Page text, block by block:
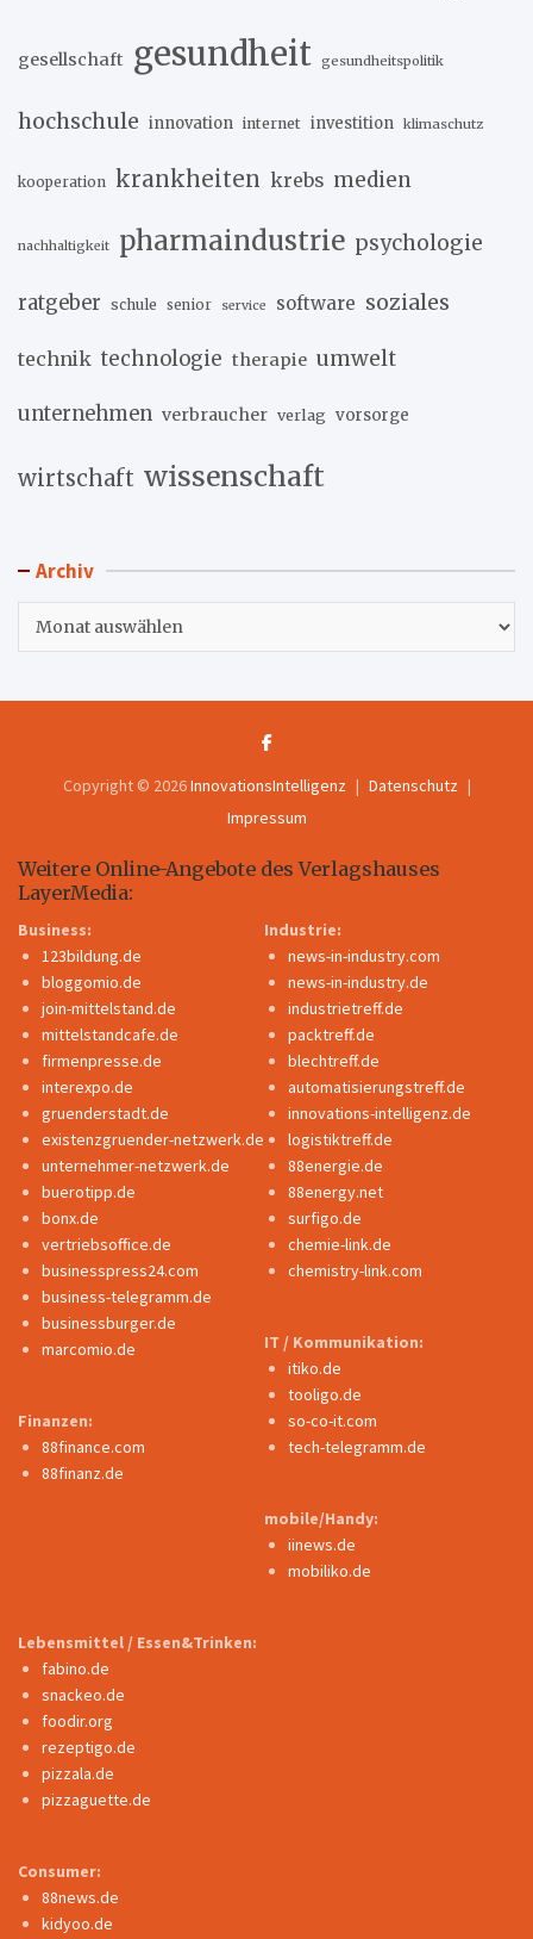
gesellschaft gesundheit gesundheitspolitik
hochschule innovation internet investition klimaschutz
kooperation krankheiten krebs medien
nachhaltigkeit pharmaindustrie psychologie
ratgeber schule senior service software soziales
technik technologie therapie umwelt
unternehmen verbraucher verlag vorsorge
wirtschaft wissenschaft
Archiv
Copyright © 2026InnovationsIntelligenz
Datenschutz
Impressum
Weitere Online-Angebote des Verlagshauses
LayerMedia:
Business:
123bildung.de
bloggomio.de
join-mittelstand.de
mittelstandcafe.de
firmenpresse.de
interexpo.de
gruenderstadt.de
existenzgruender-netzwerk.de
unternehmer-netzwerk.de
buerotipp.de
bonx.de
vertriebsoffice.de
businesspress24.com
business-telegramm.de
businessburger.de
marcomio.de
Finanzen:
88finance.com
88finanz.de
Industrie:
news-in-industry.com
news-in-industry.de
industrietreff.de
packtreff.de
blechtreff.de
automatisierungstreff.de
innovations-intelligenz.de
logistiktreff.de
88energie.de
88energy.net
surfigo.de
chemie-link.de
chemistry-link.com
IT / Kommunikation:
itiko.de
tooligo.de
so-co-it.com
tech-telegramm.de
mobile/Handy:
iinews.de
mobiliko.de
Lebensmittel / Essen&Trinken:
fabino.de
snackeo.de
foodir.org
rezeptigo.de
pizzala.de
pizzaguette.de
Consumer:
88news.de
kidyoo.de